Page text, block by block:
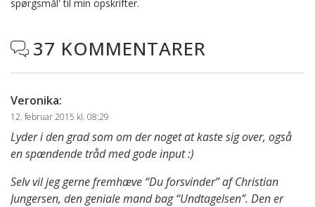
spørgsmål' til min opskrifter.
 37 KOMMENTARER
Veronika:
12. februar 2015 kl. 08:29
Lyder i den grad som om der noget at kaste sig over, også
en spændende tråd med gode input :)
Selv vil jeg gerne fremhæve “Du forsvinder” af Christian
Jungersen, den geniale mand bag “Undtagelsen”. Den er